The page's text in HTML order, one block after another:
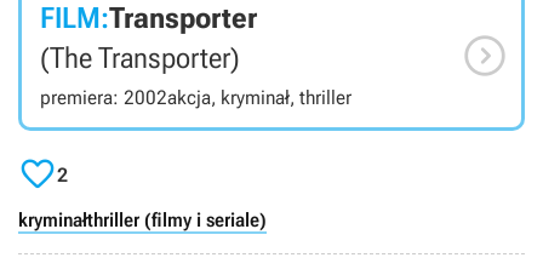
FILM:Transporter
(The Transporter)
premiera: 2002akcja, kryminał, thriller

2
kryminałthriller (filmy i seriale)